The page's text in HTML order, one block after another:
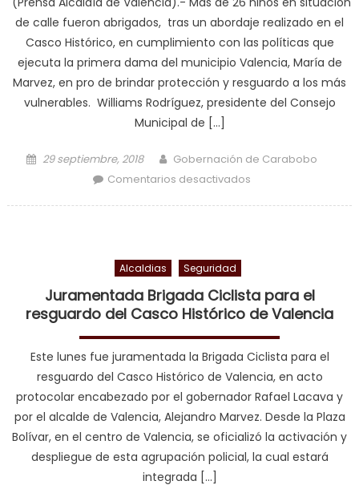
de calle fueron abrigados, tras un abordaje realizado en el
Casco Histórico, en cumplimiento con las políticas que
ejecuta la primera dama del municipio Valencia, María de
Marvez, en pro de brindar protección y resguardo a los más
vulnerables. Williams Rodríguez, presidente del Consejo
Municipal de […]
Posted on
29 septiembre, 2018 Author
Gobernación de Carabobo
Comentarios desactivados
Alcaldias Seguridad
Juramentada Brigada Ciclista para el
resguardo del Casco Histórico de Valencia
Este lunes fue juramentada la Brigada Ciclista para el
resguardo del Casco Histórico de Valencia, en acto
protocolar encabezado por el gobernador Rafael Lacava y
por el alcalde de Valencia, Alejandro Marvez. Desde la Plaza
Bolívar, en el centro de Valencia, se oficializó la activación y
despliegue de esta agrupación policial, la cual estará
integrada […]